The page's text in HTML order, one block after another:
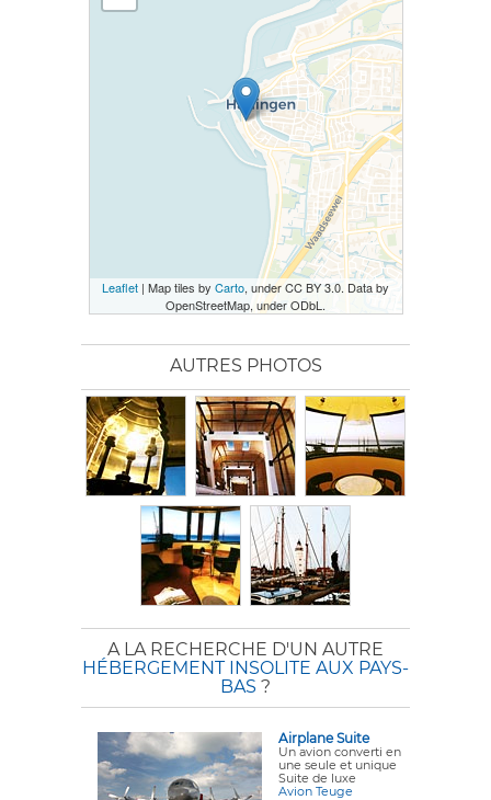
Leaflet | Map tiles by Carto, under CC BY 3.0. Data by
OpenStreetMap, under ODbL.
AUTRES PHOTOS
A LA RECHERCHE D'UN AUTRE
HÉBERGEMENT INSOLITE AUX PAYS-
BAS ?
Airplane Suite
Un avion converti en
une seule et unique
Suite de luxe
Avion Teuge